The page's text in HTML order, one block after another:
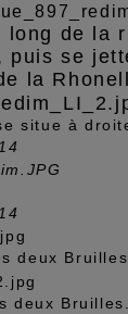
de la
se
la
situe à
deux
deux Bruilles.